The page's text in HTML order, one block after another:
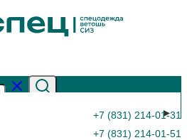
+7 (831) 214-01-31
+7 (831) 214-01-51